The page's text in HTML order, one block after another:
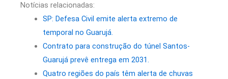
Notícias relacionadas:
SP: Defesa Civil emite alerta extremo de
temporal no Guarujá.
Contrato para construção do túnel Santos-
Guarujá prevê entrega em 2031.
Quatro regiões do país têm alerta de chuvas